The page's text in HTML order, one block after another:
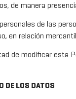
de manera
de las
en relación
de modificar esta
DE LOS DATOS